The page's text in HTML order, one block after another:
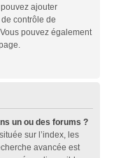
ajouter
contrôle de
pouvez également
un ou des forums ?
sur l’index, les
avancée est